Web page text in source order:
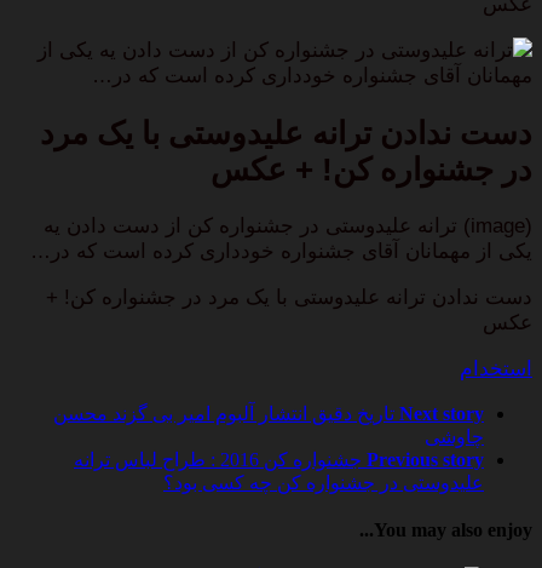
عکس
ترانه علیدوستی در جشنواره کن از دست دادن یه یکی از
مهمانان آقای جشنواره خودداری کرده است که در…
دست ندادن ترانه علیدوستی با یک مرد
در جشنواره کن! + عکس
(image) ترانه علیدوستی در جشنواره کن از دست دادن یه
یکی از مهمانان آقای جشنواره خودداری کرده است که در…
دست ندادن ترانه علیدوستی با یک مرد در جشنواره کن! +
عکس
استخدام
Next story تاریخ دقیق انتشار آلبوم امیر بی گزند محسن
چاوشی
Previous story
جشنواره کن 2016 : طراح لباس ترانه
علیدوستی در جشنواره کن چه کسی بود؟
You may also enjoy...